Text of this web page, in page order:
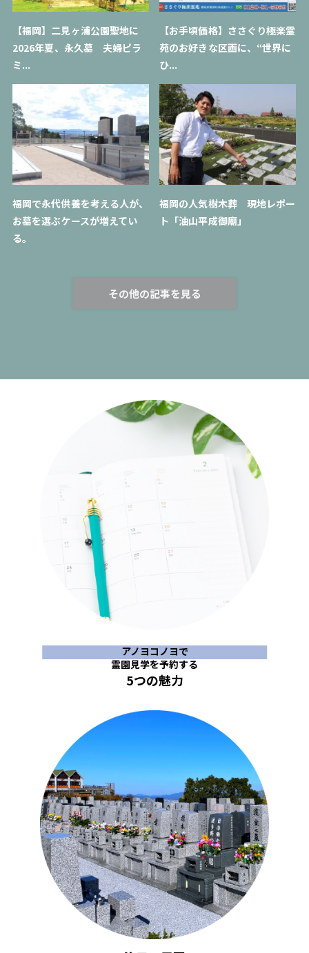
【福岡】二見ヶ浦公園聖地に
2026年夏、永久墓 夫婦ピラ
ミ...
【お手頃価格】ささぐり極楽霊
苑のお好きな区画に、“世界に
ひ...
福岡で永代供養を考える人が、
お墓を選ぶケースが増えてい
る。
福岡の人気樹木葬 現地レポー
ト「油山平成御廟」
その他の記事を見る
アノヨコノヨで
霊園見学を予約する
5つの魅力